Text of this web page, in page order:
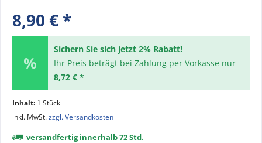
8,90 € *
Sichern Sie sich jetzt 2% Rabatt!
Ihr Preis beträgt bei Zahlung per Vorkasse nur
8,72 € *
Inhalt: 1 Stück
inkl. MwSt.zzgl. Versandkosten
versandfertig innerhalb 72 Std.